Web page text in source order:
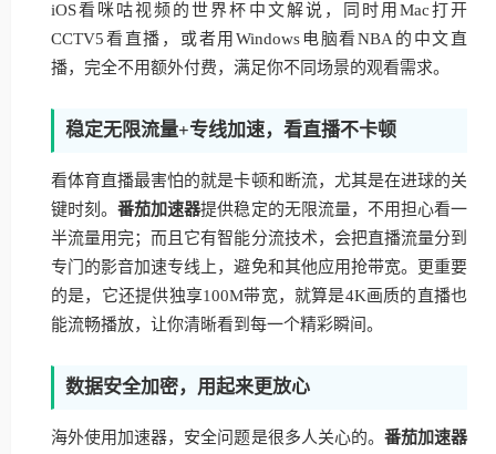
iOS看咪咕视频的世界杯中文解说，同时用Mac打开
CCTV5看直播，或者用Windows电脑看NBA的中文直
播，完全不用额外付费，满足你不同场景的观看需求。
稳定无限流量+专线加速，看直播不卡顿
看体育直播最害怕的就是卡顿和断流，尤其是在进球的关
键时刻。番茄加速器提供稳定的无限流量，不用担心看一
半流量用完；而且它有智能分流技术，会把直播流量分到
专门的影音加速专线上，避免和其他应用抢带宽。更重要
的是，它还提供独享100M带宽，就算是4K画质的直播也
能流畅播放，让你清晰看到每一个精彩瞬间。
数据安全加密，用起来更放心
海外使用加速器，安全问题是很多人关心的。 番茄加速器